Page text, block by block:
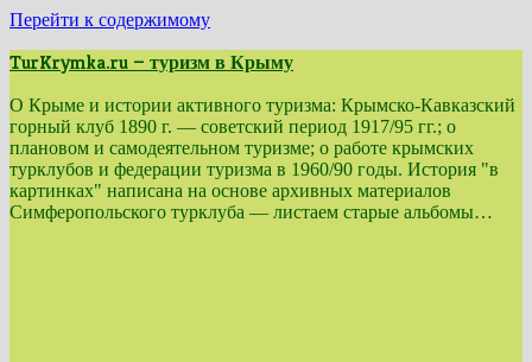
Перейти к содержимому
TurKrymka.ru — туризм в Крыму
О Крыме и истории активного туризма: Крымско-Кавказский
горный клуб 1890 г. — советский период 1917/95 гг.; о
плановом и самодеятельном туризме; о работе крымских
турклубов и федерации туризма в 1960/90 годы. История "в
картинках" написана на основе архивных материалов
Симферопольского турклуба — листаем старые альбомы…